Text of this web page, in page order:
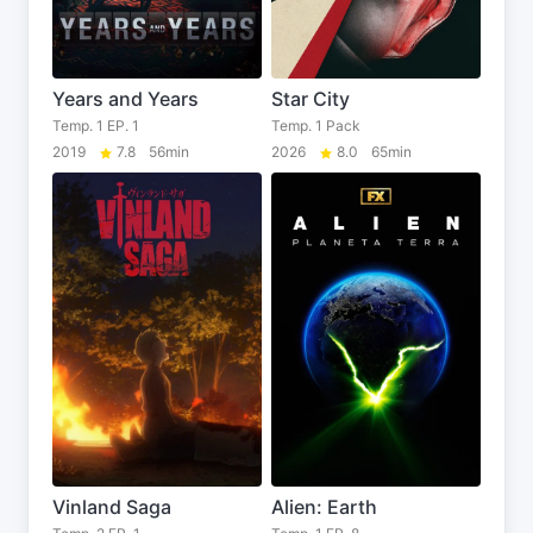
Years and Years
Temp. 1 EP. 1
2019
7.8 56min
Star City
Temp. 1 Pack
2026
8.0 65min
Vinland Saga Alien: Earth